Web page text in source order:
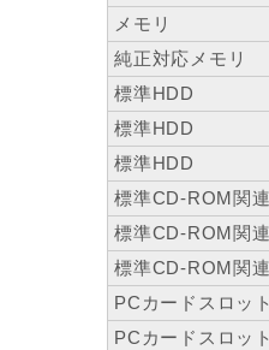
メモリ
純正対応メモリ
標準HDD
標準HDD
標準HDD
標準CD-ROM関連
標準CD-ROM関連
標準CD-ROM関連
PCカードスロッ
PCカードスロッ